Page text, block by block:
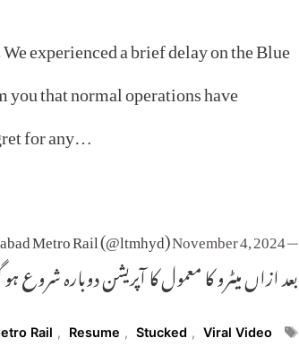
experienced a brief delay on the Blue
that normal operations have
for any…
— L&T Hyderabad Metro Rail (@ltmhyd)
November 4, 2024
بعد ازاں میٹرو کا معمول کا آپریشن دوبارہ شروع
Tags
Rail , Resume , Stucked , Viral Video